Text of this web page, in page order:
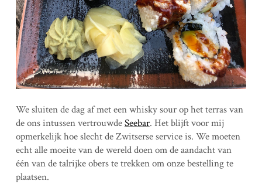
We sluiten de dag af met een whisky sour op het terras van
de ons intussen vertrouwdeSeebar. Het blijft voor mij
opmerkelijk hoe slecht de Zwitserse service is. We moeten
echt alle moeite van de wereld doen om de aandacht van
één van de talrijke obers te trekken om onze bestelling te
plaatsen.